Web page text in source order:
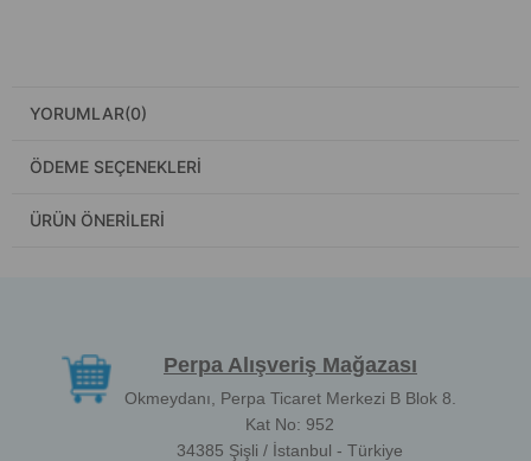
YORUMLAR(0)
ÖDEME SEÇENEKLERI
ÜRÜN ÖNERILERI
Perpa Alışveriş Mağazası
Okmeydanı, Perpa Ticaret Merkezi B Blok 8.
Kat No: 952
34385 Şişli / İstanbul - Türkiye